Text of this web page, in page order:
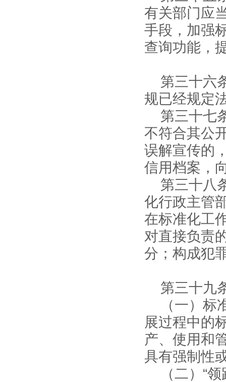
有关部门应
手段，加强
查询功能，
第三十六
规已经规定
第三十七
不符合其公
误解宣传的
信用档案，
第三十八
化行政主管
在标准化工
对直接负责
分；构成犯
第三十九
（一）
展过程中的
产、使用和
具有强制性
（二）“